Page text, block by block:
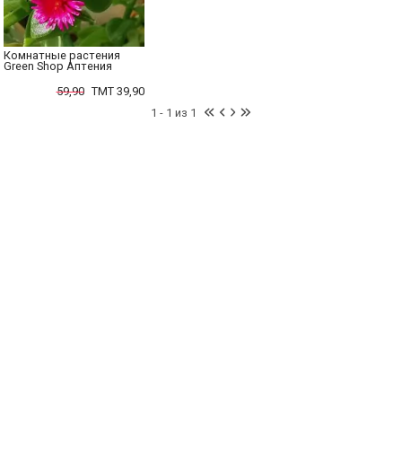
Комнатные растения
Green Shop Аптения
59,90 TMT 39,90
1 - 1 из 1